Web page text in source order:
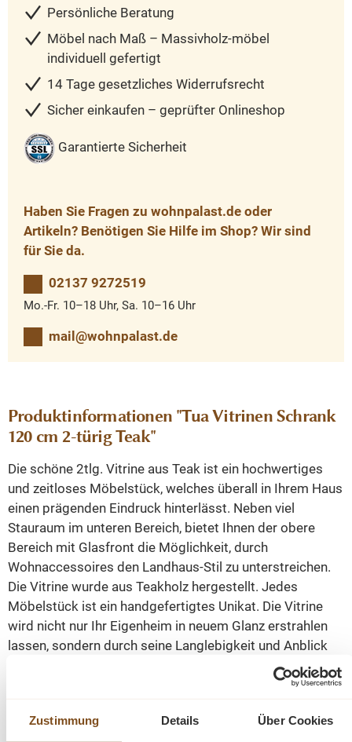
Zustimmung Details Über Cookies
Persönliche Beratung
Möbel nach Maß – Massivholz-möbel
individuell gefertigt
14 Tage gesetzliches Widerrufsrecht
Sicher einkaufen – geprüfter Onlineshop
Garantierte Sicherheit
Haben Sie Fragen zu wohnpalast.de oder
Artikeln? Benötigen Sie Hilfe im Shop? Wir sind
für Sie da.
02137 9272519
Mo.-Fr. 10–18 Uhr, Sa. 10–16 Uhr
mail@wohnpalast.de
Produktinformationen "Tua Vitrinen Schrank
120 cm 2-türig Teak"
Die schöne 2tlg. Vitrine aus Teak ist ein hochwertiges
und zeitloses Möbelstück, welches überall in Ihrem Haus
einen prägenden Eindruck hinterlässt. Neben viel
Stauraum im unteren Bereich, bietet Ihnen der obere
Bereich mit Glasfront die Möglichkeit, durch
Wohnaccessoires den Landhaus-Stil zu unterstreichen.
Die Vitrine wurde aus Teakholz hergestellt. Jedes
Möbelstück ist ein handgefertigtes Unikat. Die Vitrine
wird nicht nur Ihr Eigenheim in neuem Glanz erstrahlen
lassen, sondern durch seine Langlebigkeit und Anblick
Abmessungen: H/B/T 215/120/50 cm